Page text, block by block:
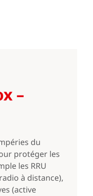
–
du
protéger les
les RRU
à distance),
(active